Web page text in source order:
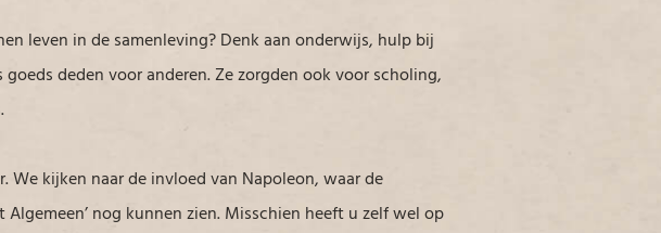
leven in de samenleving? Denk aan onderwijs, hulp bij
deden voor anderen. Ze zorgden ook voor scholing,
We kijken naar de invloed van Napoleon, waar de
nog kunnen zien. Misschien heeft u zelf wel op